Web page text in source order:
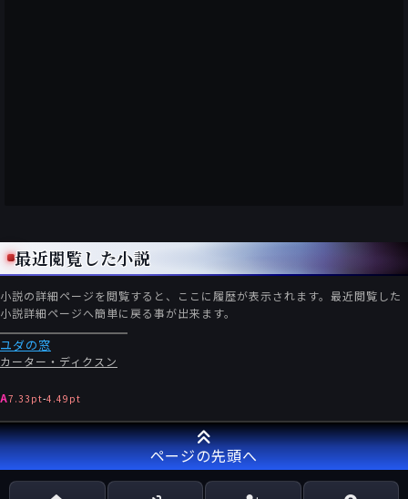
最近閲覧した小説
小説の詳細ページを閲覧すると、ここに履歴が表示されます。最近閲覧した
小説詳細ページへ簡単に戻る事が出来ます。
ユダの窓
カーター・ディクスン
A7.33pt-4.49pt
ページの先頭へ